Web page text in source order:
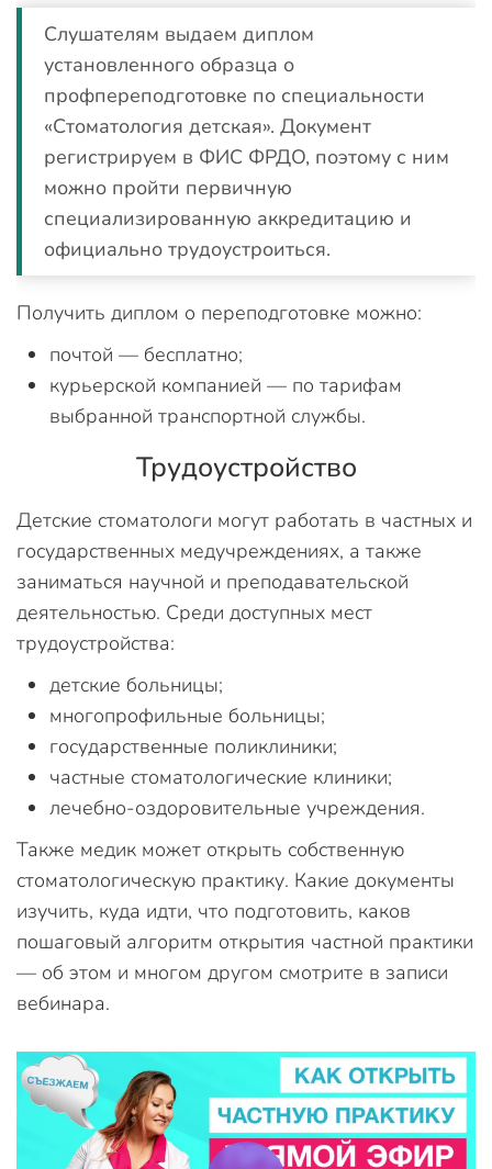
Слушателям выдаем диплом
установленного образца о
профпереподготовке по специальности
«Стоматология детская». Документ
регистрируем в ФИС ФРДО, поэтому с ним
можно пройти первичную
специализированную аккредитацию и
официально трудоустроиться.
Получить диплом о переподготовке можно:
почтой — бесплатно;
курьерской компанией — по тарифам
выбранной транспортной службы.
Трудоустройство
Детские стоматологи могут работать в частных и
государственных медучреждениях, а также
заниматься научной и преподавательской
деятельностью. Среди доступных мест
трудоустройства:
детские больницы;
многопрофильные больницы;
государственные поликлиники;
частные стоматологические клиники;
лечебно-оздоровительные учреждения.
Также медик может открыть собственную
стоматологическую практику. Какие документы
изучить, куда идти, что подготовить, каков
пошаговый алгоритм открытия частной практики
— об этом и многом другом смотрите в записи
вебинара.